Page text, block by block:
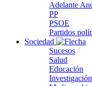
Adelante
PP
PSOE
Partidos
Sociedad
Sucesos
Salud
Educación
Investigación